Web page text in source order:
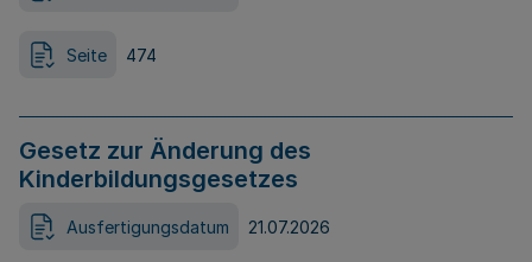
Seite 474
Gesetz zur Änderung des
Kinderbildungsgesetzes
Ausfertigungsdatum 21.07.2026